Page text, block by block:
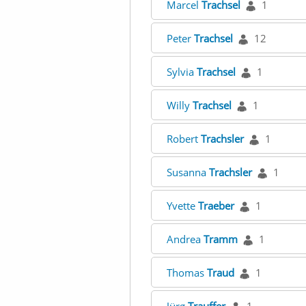
Marcel Trachsel 1
Peter Trachsel 12
Sylvia Trachsel 1
Willy Trachsel 1
Robert Trachsler 1
Susanna Trachsler 1
Yvette Traeber 1
Andrea Tramm 1
Thomas Traud 1